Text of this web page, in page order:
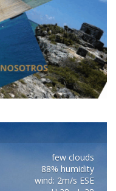
few clouds
88% humidity
wind: 2m/s ESE